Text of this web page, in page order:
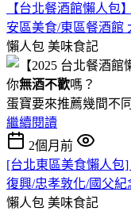
【台北餐酒館懶人包
安區美食/東區餐酒館
懶人包 美味食記
你無酒不歡嗎？
蛋寶要來推薦幾間不
繼續閱讀
2個月前
[台北東區美食懶人包
復興/忠孝敦化/國父紀
懶人包 美味食記